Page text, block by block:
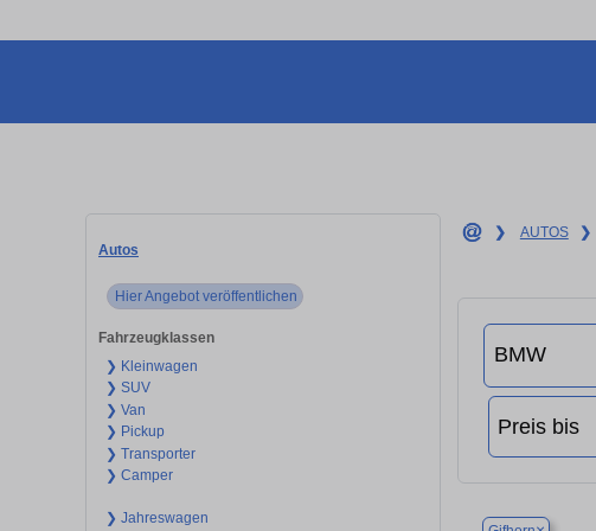
Autos
Hier Angebot veröffentlichen
Fahrzeugklassen
❯ Kleinwagen
❯ SUV
❯ Van
❯ Pickup
❯ Transporter
❯ Camper
❯ Jahreswagen
❯ AUTOS ❯